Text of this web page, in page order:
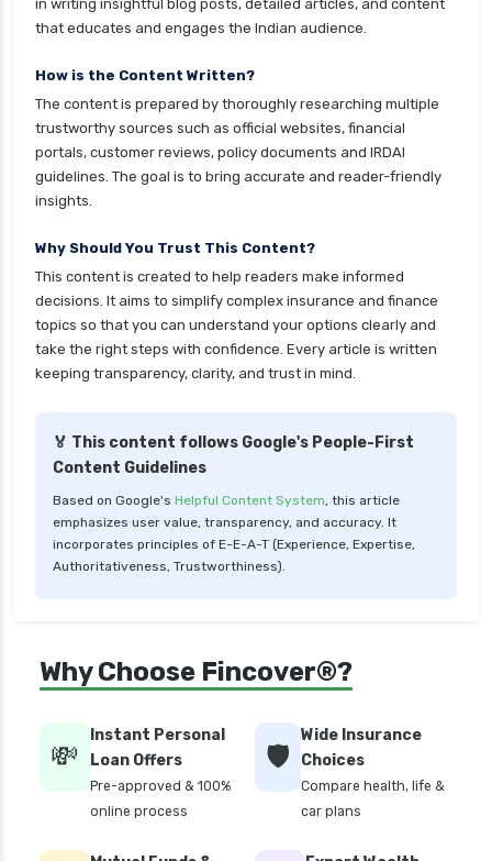
personal loan for women
personal loan in 10 minutes
personal loan in andhra pradesh
personal loan in bangalore
personal loan in chennai
personal loan in coimbatore
personal loan in hyderabad
personal loan in karnataka
personal loan in lucknow
personal loan in madurai
personal loan in maharashtra
personal loan in mumbai
personal loan in trichy
personal loan in uttar pradesh
personal loan interest rates
personal loan with low salary
in writing insightful blog posts, detailed articles, and content
that educates and engages the Indian audience.
How is the Content Written?
The content is prepared by thoroughly researching multiple
trustworthy sources such as official websites, financial
portals, customer reviews, policy documents and IRDAI
guidelines. The goal is to bring accurate and reader-friendly
insights.
Why Should You Trust This Content?
This content is created to help readers make informed
decisions. It aims to simplify complex insurance and finance
topics so that you can understand your options clearly and
take the right steps with confidence. Every article is written
keeping transparency, clarity, and trust in mind.
🏅 This content follows Google's People-First
Content Guidelines
Based on Google's Helpful Content System, this article
emphasizes user value, transparency, and accuracy. It
incorporates principles of E-E-A-T (Experience, Expertise,
Authoritativeness, Trustworthiness).
Why Choose Fincover®?
💸
Instant Personal
Loan Offers
Pre-approved & 100%
online process
🛡️
Wide Insurance
Choices
Compare health, life &
car plans